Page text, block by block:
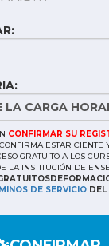
CONFIRMAR SU
ESTAR CIENTE
GRATUITO A LOS
LA INSTITUCIÓN DE
DE SERVICIO DEL